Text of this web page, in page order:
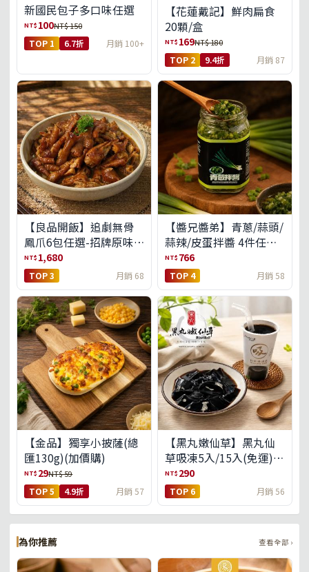
新國民包子多口味任選
NT$ 100NT$ 150
TOP 1 6.7折 月銷 100+
【花蓮戴記】鮮肉扁食
20顆/盒
NT$ 169NT$ 180
TOP 2 9.4折 月銷 87
【良品開飯】追劇無骨
鳳爪6包任選-招牌原味/
濃濃蒜香/過癮麻辣(免運
組)
NT$ 1,680
TOP 3 月銷 68
【醬兄醬弟】青蔥/蒜頭/
蒜辣/皮蛋拌醬 4件任選
(免運組)
NT$ 766
TOP 4 月銷 58
【金品】獨享小披薩(總
匯130g)(加價購)
NT$ 29NT$ 59
TOP 5 4.9折 月銷 57
【黑丸嫩仙草】黑丸仙
草吸凍5入/15入(免運)
(預購中8/14出貨)
NT$ 290
TOP 6 月銷 56
為你推薦 查看全部 ›